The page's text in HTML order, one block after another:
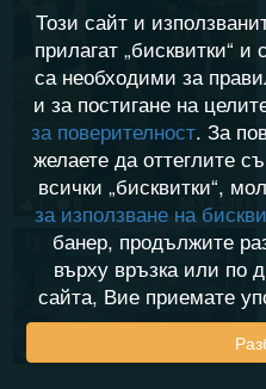
29.12.2021
10.03.2018
Този сайт и
прилагат „бисквитки“
са необходими за
и за постигане на
за поверителност. За
желаете да оттеглите
всички „бисквитки“,
за използване на
банер, продължите
върху връзка или по
сайта, Вие приемате